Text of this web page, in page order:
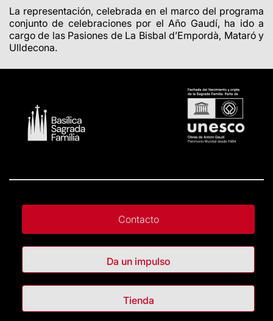
La representación, celebrada en el marco del programa
conjunto de celebraciones por el Año Gaudí, ha ido a
cargo de las Pasiones de La Bisbal d’Empordà, Mataró y
Ulldecona.
Contacto
Da un impulso
Tienda